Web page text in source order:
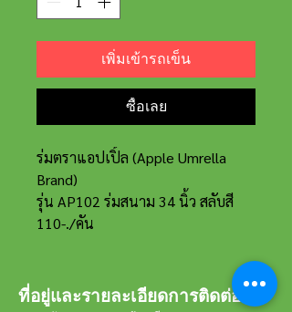
เพิ่มเข้ารถเข็น
ซื้อเลย
ร่มตราแอปเปิ้ล (Apple Umrella
Brand)
รุ่น AP102 ร่มสนาม 34 นิ้ว สลับสี
110-./คัน
ที่อยู่และรายละเอียดการติดต่อ